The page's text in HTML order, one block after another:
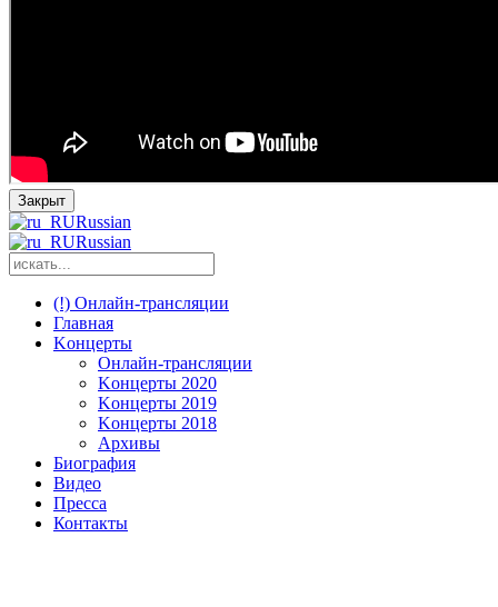
Закрыт
Russian
Russian
(!) Онлайн-трансляции
Главная
Kонцерты
Онлайн-трансляции
Kонцерты 2020
Kонцерты 2019
Kонцерты 2018
Архивы
Биография
Видео
Пресса
Контакты